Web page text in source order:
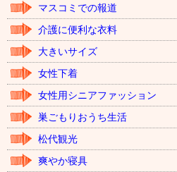
マスコミでの報道
介護に便利な衣料
大きいサイズ
女性下着
女性用シニアファッション
巣ごもりおうち生活
松代観光
爽やか寝具